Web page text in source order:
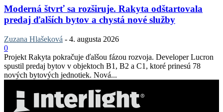
Moderná štvrť sa rozširuje. Rakyta odštartovala
predaj ďalších bytov a chystá nové služby
Zuzana Hlašeková - 4. augusta 2026
0
Projekt Rakyta pokračuje ďalšou fázou rozvoja. Developer Lucron
spustil predaj bytov v objektoch B1, B2 a C1, ktoré prinesú 78
nových bytových jednotiek. Nová...